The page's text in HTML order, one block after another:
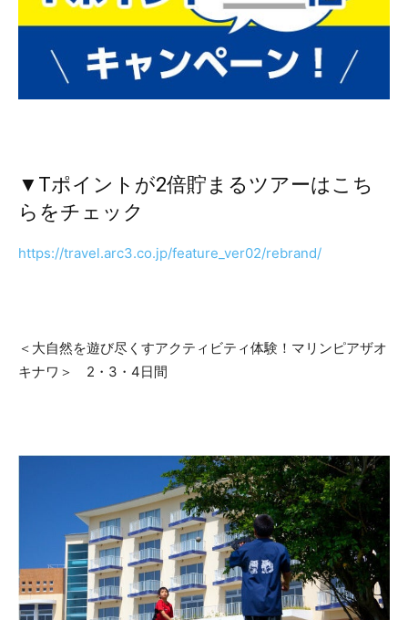
▼Tポイントが2倍貯まるツアーはこち
らをチェック
https://travel.arc3.co.jp/feature_ver02/rebrand/
＜大自然を遊び尽くすアクティビティ体験！マリンピアザオ
キナワ＞ 2・3・4日間